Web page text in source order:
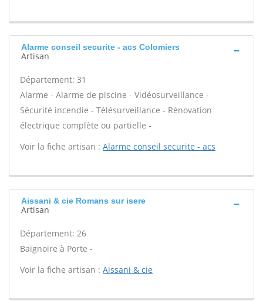
Alarme conseil securite - acs Colomiers
Artisan
Département: 31
Alarme - Alarme de piscine - Vidéosurveillance -
Sécurité incendie - Télésurveillance - Rénovation
électrique complète ou partielle -
Voir la fiche artisan : Alarme conseil securite - acs
Aissani & cie Romans sur isere
Artisan
Département: 26
Baignoire à Porte -
Voir la fiche artisan : Aissani & cie